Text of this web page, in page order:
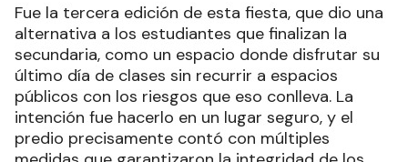
Fue la tercera edición de esta fiesta, que dio una
alternativa a los estudiantes que finalizan la
secundaria, como un espacio donde disfrutar su
último día de clases sin recurrir a espacios
públicos con los riesgos que eso conlleva. La
intención fue hacerlo en un lugar seguro, y el
predio precisamente contó con múltiples